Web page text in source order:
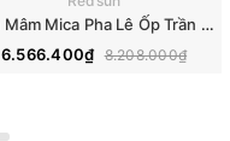
Đèn Mâm Mica Pha Lê Ốp Trần Phòng Khách Hiện Đại MKPL-01
6.566.400₫ 8.208.000₫